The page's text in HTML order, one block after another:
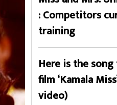
: Competitors
training
Here is the
film ‘Kamala
video)